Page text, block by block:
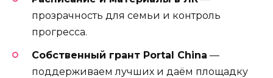
прозрачность для семьи и контроль
прогресса.
Собственный грант Portal China —
поддерживаем лучших и даём площадку